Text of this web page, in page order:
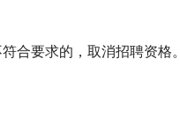
合要求的，取消招聘资格。